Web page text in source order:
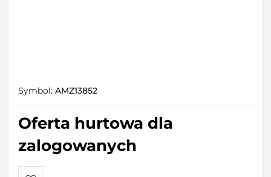
Symbol: AMZ13852
Oferta hurtowa dla
zalogowanych